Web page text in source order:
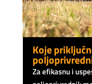
Koje
Za efikasnu i